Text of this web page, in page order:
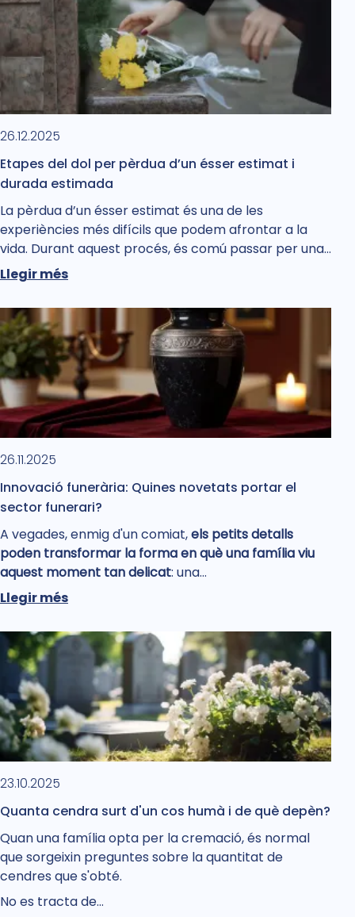
26.12.2025
Etapes del dol per pèrdua d’un ésser estimat i
durada estimada
La pèrdua d’un ésser estimat és una de les
experiències més difícils que podem afrontar a la
vida. Durant aquest procés, és comú passar per una…
Llegir més
26.11.2025
Innovació funerària: Quines novetats portar el
sector funerari?
A vegades, enmig d'un comiat,els petits detalls
poden transformar la forma en què una família viu
aquest moment tan delicat: una…
Llegir més
23.10.2025
Quanta cendra surt d'un cos humà i de què depèn?
Quan una família opta per la cremació, és normal
que sorgeixin preguntes sobre la quantitat de
cendres que s'obté.
No es tracta de…